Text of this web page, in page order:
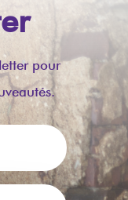
pour